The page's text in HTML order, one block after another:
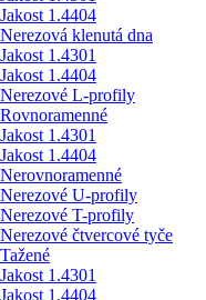
Jakost 1.4404
Nerezová klenutá dna
Jakost 1.4301
Jakost 1.4404
Nerezové L-profily
Rovnoramenné
Jakost 1.4301
Jakost 1.4404
Nerovnoramenné
Nerezové U-profily
Nerezové T-profily
Nerezové čtvercové tyče
Tažené
Jakost 1.4301
Jakost 1.4404